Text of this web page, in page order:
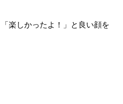
楽しかったよ！」と良い顔を